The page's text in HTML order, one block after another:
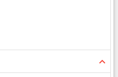
keyboard_arrow_up